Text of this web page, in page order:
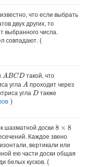
что если выбрать
двух других, то
выбранного числа.
совпадают. (
ABCD
такой, что
угла A проходит через
угла D также
)
шахматной доски 8 ×8
Каждое звено
вертикали или
ею части доски общая
белых кусков. (